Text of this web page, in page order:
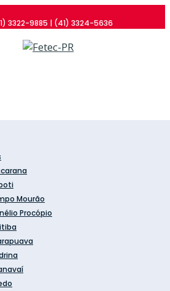
3322-9885 | (41) 3324-5636
Mourão
Procópio